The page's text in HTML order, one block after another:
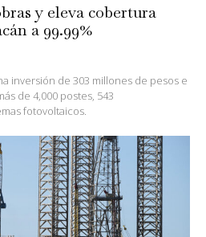
y eleva cobertura
a 99.99%
inversión de 303 millones de pesos e
de 4,000 postes, 543
fotovoltaicos.